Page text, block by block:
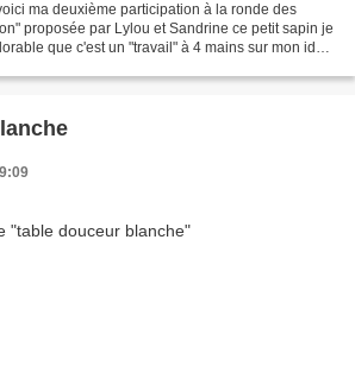
ma deuxième participation à la ronde des
proposée par Lylou et Sandrine ce petit sapin je
que c'est un "travail" à 4 mains sur mon idée